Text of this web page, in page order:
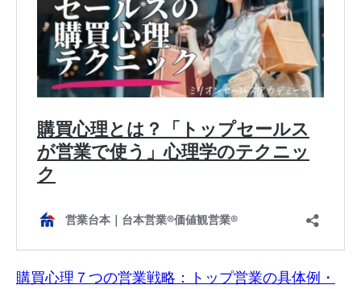
購買心理７つの営業戦略：トップ営業の具体例・